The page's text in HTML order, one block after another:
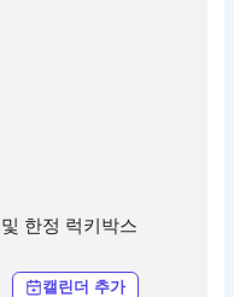
한정 럭키박스
캘린더 추가